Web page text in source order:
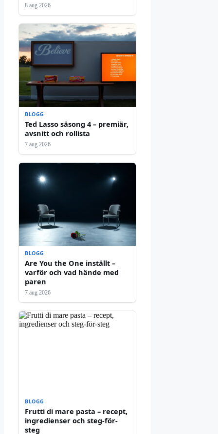
8 aug 2026
BLOGG
Ted Lasso säsong 4 – premiär,
avsnitt och rollista
7 aug 2026
BLOGG
Are You the One inställt –
varför och vad hände med
paren
7 aug 2026
BLOGG
Frutti di mare pasta – recept,
ingredienser och steg-för-
steg